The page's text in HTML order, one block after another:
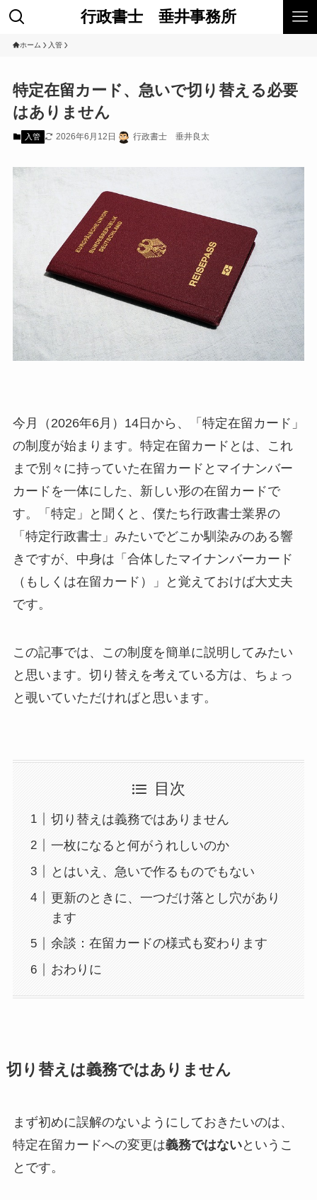
行政書士 垂井事務所
ホーム 入管
特定在留カード、急いで切り替える必要
はありません
入管 2026年6月12日 行政書士 垂井良太
今月（2026年6月）14日から、「特定在留カード」
の制度が始まります。特定在留カードとは、これ
まで別々に持っていた在留カードとマイナンバー
カードを一体にした、新しい形の在留カードで
す。「特定」と聞くと、僕たち行政書士業界の
「特定行政書士」みたいでどこか馴染みのある響
きですが、中身は「合体したマイナンバーカード
（もしくは在留カード）」と覚えておけば大丈夫
です。
この記事では、この制度を簡単に説明してみたい
と思います。切り替えを考えている方は、ちょっ
と覗いていただければと思います。
目次
切り替えは義務ではありません
一枚になると何がうれしいのか
とはいえ、急いで作るものでもない
更新のときに、一つだけ落とし穴があり
ます
余談：在留カードの様式も変わります
おわりに
切り替えは義務ではありません
まず初めに誤解のないようにしておきたいのは、
特定在留カードへの変更は義務ではないというこ
とです。